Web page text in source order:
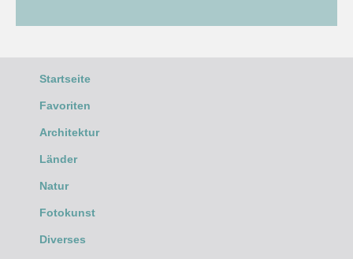
Startseite
Favoriten
Architektur
Länder
Natur
Fotokunst
Diverses